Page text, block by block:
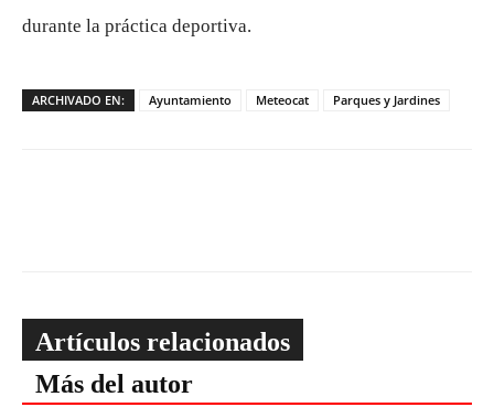
durante la práctica deportiva.
ARCHIVADO EN: Ayuntamiento Meteocat Parques y Jardines
Artículos relacionados
Más del autor